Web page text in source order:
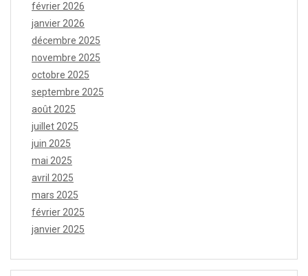
février 2026
janvier 2026
décembre 2025
novembre 2025
octobre 2025
septembre 2025
août 2025
juillet 2025
juin 2025
mai 2025
avril 2025
mars 2025
février 2025
janvier 2025